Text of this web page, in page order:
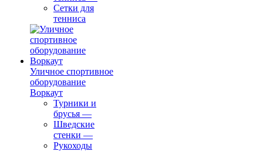
Сетки для
тенниса
Уличное спортивное
оборудование
Воркаут
Турники и
брусья —
Шведские
стенки —
Рукоходы